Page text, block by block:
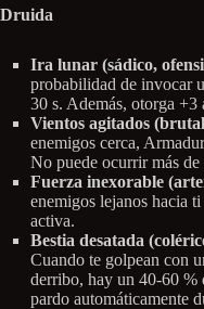
Druida
Ira lunar (sádico,
probabilidad de invocar
30 s. Además, otorga +3
Vientos agitados
enemigos cerca,
No puede ocurrir más
Fuerza inexorable
enemigos lejanos hacia
activa.
Bestia desatada
Cuando te golpean con
derribo, hay un 40-60 %
pardo automáticamente